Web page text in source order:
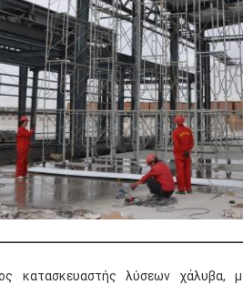
κατασκευαστής λύσεων χάλυβα,